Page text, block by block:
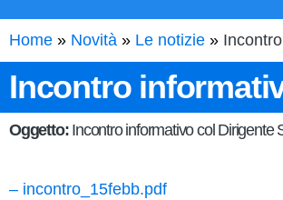
Home Novità Le notizie
Incontro
Oggetto: Incontro informativo col Dirigente
– incontro_15febb.pdf